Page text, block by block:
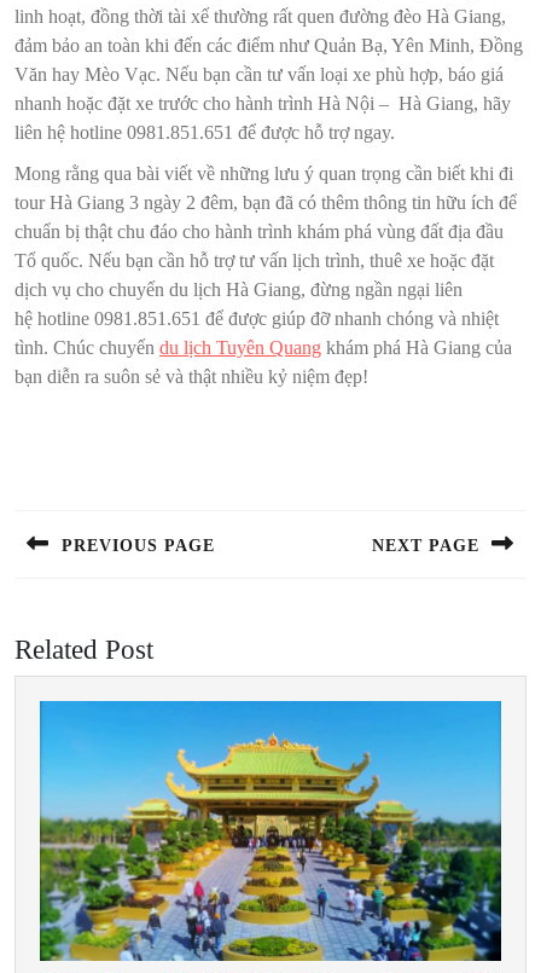
linh hoạt, đồng thời tài xế thường rất quen đường đèo Hà Giang,
đảm bảo an toàn khi đến các điểm như Quản Bạ, Yên Minh, Đồng
Văn hay Mèo Vạc. Nếu bạn cần tư vấn loại xe phù hợp, báo giá
nhanh hoặc đặt xe trước cho hành trình Hà Nội – Hà Giang, hãy
liên hệ hotline 0981.851.651 để được hỗ trợ ngay.
Mong rằng qua bài viết về những lưu ý quan trọng cần biết khi đi
tour Hà Giang 3 ngày 2 đêm, bạn đã có thêm thông tin hữu ích để
chuẩn bị thật chu đáo cho hành trình khám phá vùng đất địa đầu
Tổ quốc. Nếu bạn cần hỗ trợ tư vấn lịch trình, thuê xe hoặc đặt
dịch vụ cho chuyến du lịch Hà Giang, đừng ngần ngại liên
hệ hotline 0981.851.651 để được giúp đỡ nhanh chóng và nhiệt
tình. Chúc chuyến du lịch Tuyên Quang khám phá Hà Giang của
bạn diễn ra suôn sẻ và thật nhiều kỷ niệm đẹp!
bài
PREVIOUS PAGE NEXT PAGE
Related Post